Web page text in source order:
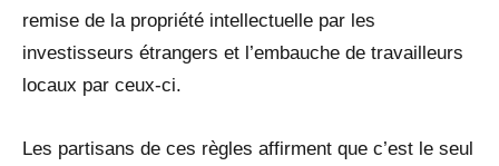
remise de la propriété intellectuelle par les
investisseurs étrangers et l’embauche de travailleurs
locaux par ceux-ci.
Les partisans de ces règles affirment que c’est le seul